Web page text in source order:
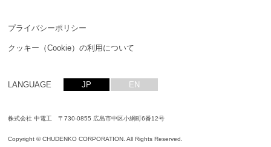
プライバシーポリシー
クッキー（Cookie）の利用について
LANGUAGE JP EN
株式会社 中電工 〒730-0855 広島市中区小網町6番12号
Copyright © CHUDENKO CORPORATION. All Rights Reserved.